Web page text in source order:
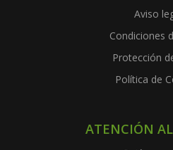
Aviso
Condiciones
Protección
Política de
ATENCIÓN